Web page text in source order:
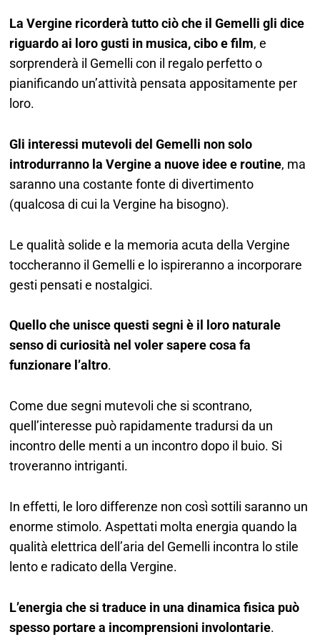
La Vergine ricorderà tutto ciò che il Gemelli gli dice
riguardo ai loro gusti in musica, cibo e film, e
sorprenderà il Gemelli con il regalo perfetto o
pianificando un’attività pensata appositamente per
loro.
Gli interessi mutevoli del Gemelli non solo
introdurranno la Vergine a nuove idee e routine, ma
saranno una costante fonte di divertimento
(qualcosa di cui la Vergine ha bisogno).
Le qualità solide e la memoria acuta della Vergine
toccheranno il Gemelli e lo ispireranno a incorporare
gesti pensati e nostalgici.
Quello che unisce questi segni è il loro naturale
senso di curiosità nel voler sapere cosa fa
funzionare l’altro.
Come due segni mutevoli che si scontrano,
quell’interesse può rapidamente tradursi da un
incontro delle menti a un incontro dopo il buio. Si
troveranno intriganti.
In effetti, le loro differenze non così sottili saranno un
enorme stimolo. Aspettati molta energia quando la
qualità elettrica dell’aria del Gemelli incontra lo stile
lento e radicato della Vergine.
L’energia che si traduce in una dinamica fisica può
spesso portare a incomprensioni involontarie.